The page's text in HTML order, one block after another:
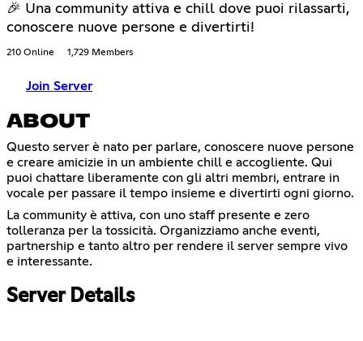
🎉 Una community attiva e chill dove puoi rilassarti,
conoscere nuove persone e divertirti!
210 Online 1,729 Members
Join Server
ABOUT
Questo server è nato per parlare, conoscere nuove persone
e creare amicizie in un ambiente chill e accogliente. Qui
puoi chattare liberamente con gli altri membri, entrare in
vocale per passare il tempo insieme e divertirti ogni giorno.
La community è attiva, con uno staff presente e zero
tolleranza per la tossicità. Organizziamo anche eventi,
partnership e tanto altro per rendere il server sempre vivo
e interessante.
Server Details